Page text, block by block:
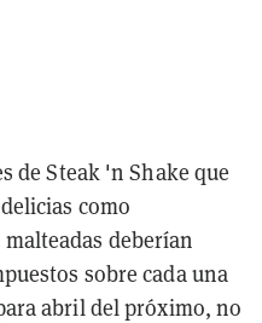
de Steak 'n Shake que
como
deberían
sobre cada una
abril del próximo, no